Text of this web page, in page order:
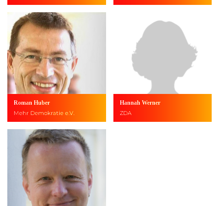
Roman Huber
Mehr Demokratie e.V.
Hannah Werner
ZDA